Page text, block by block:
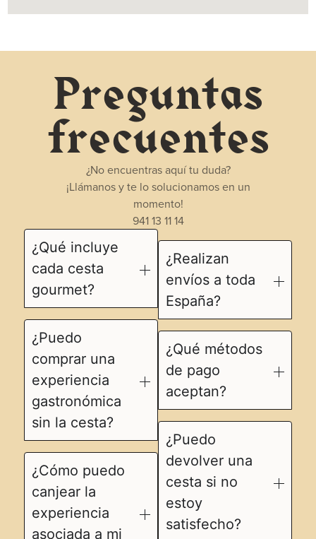
Preguntas
frecuentes
¿No encuentras aquí tu duda?
¡Llámanos y te lo solucionamos en un
momento!
941 13 11 14
¿Qué incluye
cada cesta
gourmet?
¿Puedo
comprar una
experiencia
gastronómica
sin la cesta?
¿Cómo puedo
canjear la
experiencia
asociada a mi
¿Realizan
envíos a toda
España?
¿Qué métodos
de pago
aceptan?
¿Puedo
devolver una
cesta si no
estoy
satisfecho?